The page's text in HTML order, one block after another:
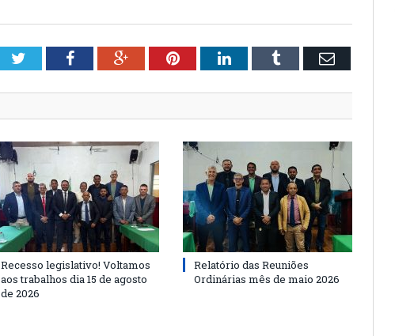
TwitterFacebookGoogle+PinterestLinkedInTumblr Email
Recesso legislativo! Voltamos
aos trabalhos dia 15 de agosto
de 2026
Relatório das Reuniões
Ordinárias mês de maio 2026